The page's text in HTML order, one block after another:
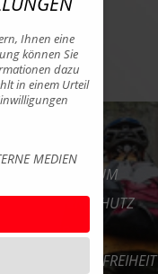
IMPRESSUM
DATENSCHUTZ
AGB
BARRIEREFREIHEIT
Ihnen eine
können Sie
dazu
in einem Urteil
MEDIEN